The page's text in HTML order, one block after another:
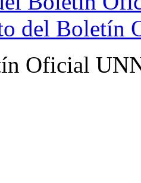
del Boletín
Oficial